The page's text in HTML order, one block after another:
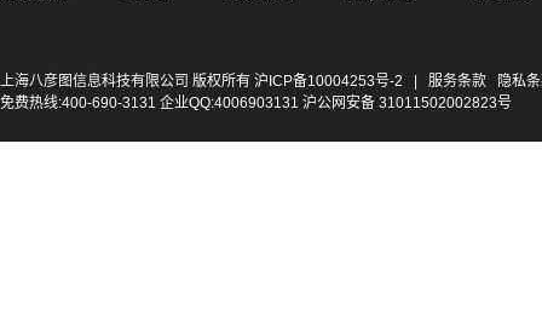
上海八彦图信息科技有限公司 版权所有 沪ICP备10004253号-2 服务条款
隐私
免费热线:400-690-3131 企业QQ:4006903131 沪公网安备 31011502002823号